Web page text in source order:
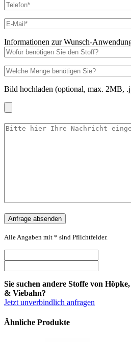
Informationen zur Wunsch-
Bild hochladen (optional, max. 2MB,
Alle Angaben mit * sind Pflichtfelder.
Sie suchen andere Stoffe von
& Viebahn?
Jetzt unverbindlich anfragen
Ähnliche Produkte